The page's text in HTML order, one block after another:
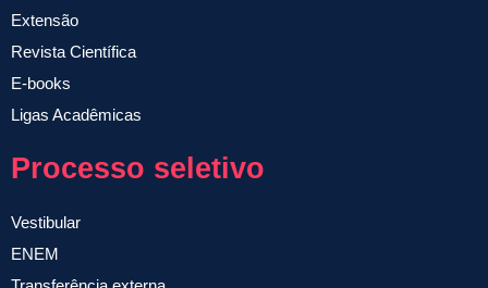
Extensão
Revista Científica
E-books
Ligas Acadêmicas
Processo seletivo
Vestibular
ENEM